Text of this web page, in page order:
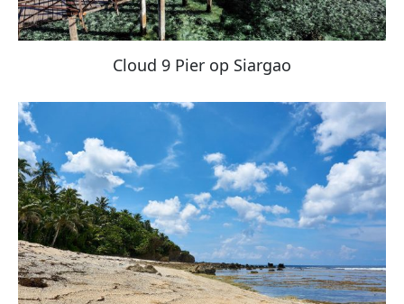
Cloud 9 Pier op Siargao